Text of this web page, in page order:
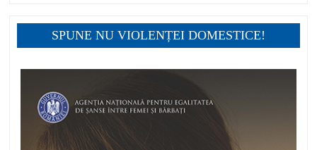
SPUNE NU VIOLENȚEI DOMESTICE!